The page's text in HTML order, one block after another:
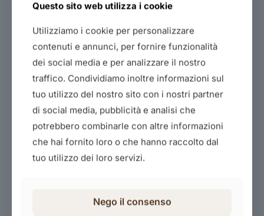
Creare un tema in wordpress
360,00€
Acquista il corso
Questo sito web utilizza i cookie
Utilizziamo i cookie per personalizzare
contenuti e annunci, per fornire funzionalità
dei social media e per analizzare il nostro
traffico. Condividiamo inoltre informazioni sul
tuo utilizzo del nostro sito con i nostri partner
di social media, pubblicità e analisi che
potrebbero combinarle con altre informazioni
che hai fornito loro o che hanno raccolto dal
tuo utilizzo dei loro servizi.
Nego il consenso